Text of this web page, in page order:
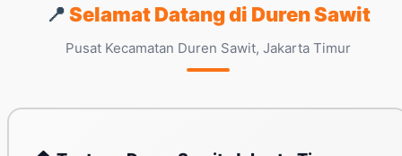
📍Selamat Datang di Duren Sawit
Pusat Kecamatan Duren Sawit, Jakarta Timur